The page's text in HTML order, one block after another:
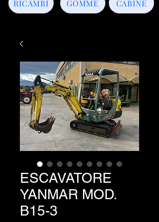
CABINE
GOMME
RICAMBI
ESCAVATORE
YANMAR MOD.
B15-3